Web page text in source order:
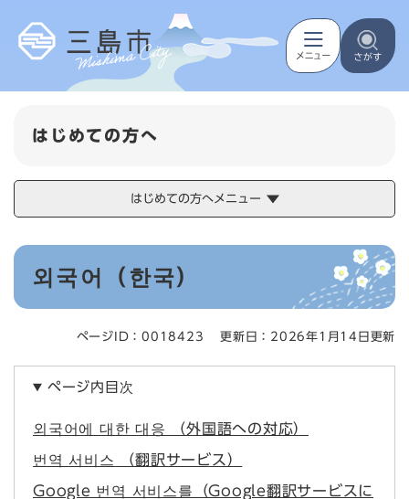
メニューを飛ばして本文へ
はじめての方へ
はじめての方へメニュー
本
외국어（한국）
ページID：0018423 更新日：2026年1月14日更新
ページ内目次
외국어에 대한 대응 （外国語への対応）
번역 서비스 （翻訳サービス）
Google 번역 서비스를（Google翻訳サービスに